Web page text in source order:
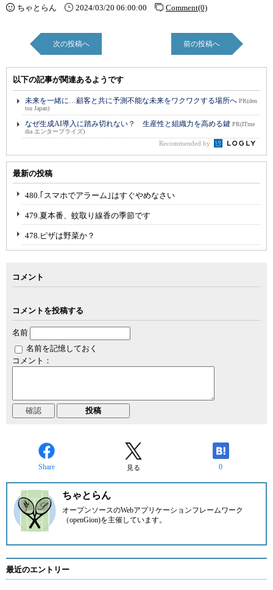
ちゃとらん 2024/03/20 06:00:00 Comment(0)
次の投稿へ 前の投稿へ
以下の記事が関連あるようです
未来を一緒に…顧客と共に予測不能な未来をワクワクする場所へ PR(den
tsu Japan)
なぜ生成AI導入に踏み切れない？ 生産性と組織力を高める鍵 PR(ITme
dia エンタープライズ)
Recommended by
最新の投稿
480.｢スマホでアラーム｣はすぐやめなさい
479.夏本番、蚊取り線香の季節です
478.ピザは野菜か？
コメント
コメントを投稿する
名前
名前を記憶しておく
コメント：
Share 見る 0
ちゃとらん
オープンソースのWebアプリケーションフレームワーク
（openGion)を主催しています。
最近のエントリー